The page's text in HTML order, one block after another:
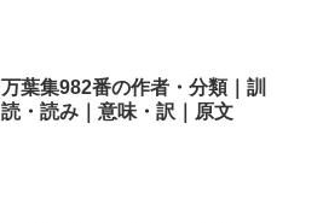
万葉集982番の作者・分類｜訓
読・読み｜意味・訳｜原文